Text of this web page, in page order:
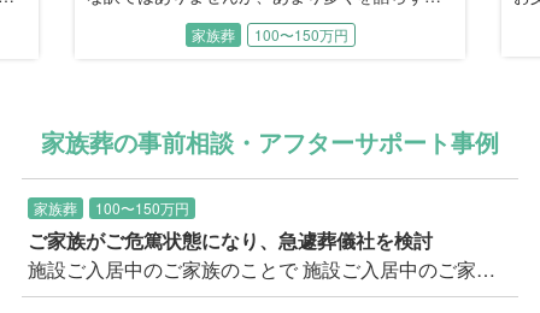
担当プランナーとしてご自宅に伺った私に、ご
長男は「母も体調を崩しており、参列者を呼ぶ
ないだろうか。私には気がかりでした。 「庭に
ベンチがあるでしょう？ 仮退院した父と、あ
そこに座って2人で話した時は楽しかったなあ。
父はずっとご機嫌でね。何だかうれしそうでし
た」「やっと帰ってこられたんだから、家から
見送ってあげたい」 ご長男のお言葉の端々か
ら、お父様を想うお気持ちがあふれていまし
家族葬
家族葬の事前相談・アフターサポート事例
家族葬 100〜150万円
ご家族がご危篤状態になり、急遽葬儀社を検討
施設ご入居中のご家族のことで 施設ご入居中のご家族が危篤状態となり、葬儀社を数社比較検討されている中、私たちむすびすへご相談のお電話をいただきました。 お急ぎのご様子であったため、すぐに状況をお伺いして事前のご相談を実施させていただきました。 事前に弊社公式サイトで良くお調べになっていたようで、ご葬儀を行いたい会館やお式のイメージなどをすでにお持ちであったため、 詳細にご要望をお伺いの上記録させていただきました。